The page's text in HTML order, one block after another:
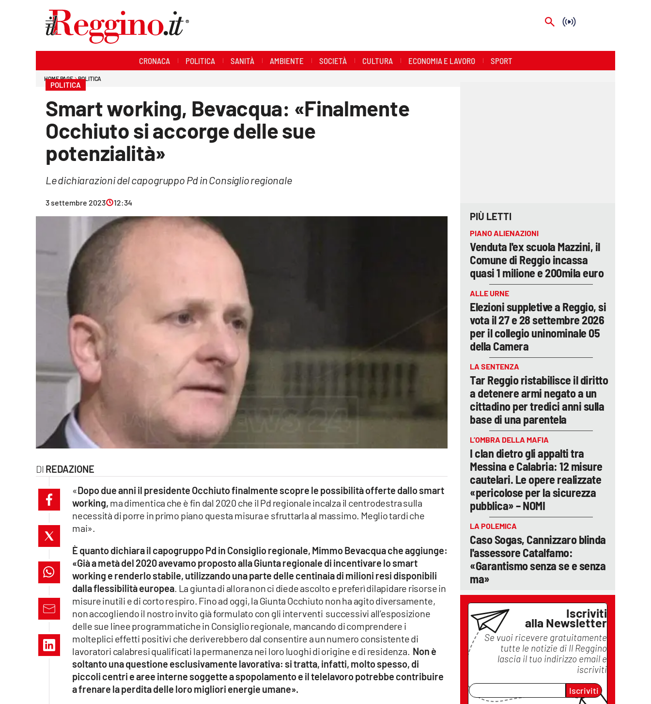
Economia e lavoro
catanzarochannel.it
lacapitalenews.it
CRONACA POLITICA SANITÀ AMBIENTE SOCIETÀ CULTURA ECONOMIA E LAVORO SPORT
HOME PAGE POLITICA
POLITICA
Smart working, Bevacqua: «Finalmente
Occhiuto si accorge delle sue
potenzialità»
Le dichiarazioni del capogruppo Pd in Consiglio regionale
3 settembre 2023 12:34
REDAZIONE
«Dopo due anni il presidente Occhiuto finalmente scopre le possibilità offerte dallo smart
working, ma dimentica che è fin dal 2020 che il Pd regionale incalza il centrodestra sulla
necessità di porre in primo piano questa misura e sfruttarla al massimo. Meglio tardi che
mai».
È quanto dichiara il capogruppo Pd in Consiglio regionale, Mimmo Bevacqua che aggiunge:
«Già a metà del 2020 avevamo proposto alla Giunta regionale di incentivare lo smart
working e renderlo stabile, utilizzando una parte delle centinaia di milioni resi disponibili
dalla flessibilità europea . La giunta di allora non ci diede ascolto e preferì dilapidare risorse in
misure inutili e di corto respiro. Fino ad oggi, la Giunta Occhiuto non ha agito diversamente,
non accogliendo il nostro invito già formulato con gli interventi successivi all’esposizione
delle sue linee programmatiche in Consiglio regionale, mancando di comprendere i
molteplici effetti positivi che deriverebbero dal consentire a un numero consistente di
lavoratori calabresi qualificati la permanenza nei loro luoghi di origine e di residenza. Non è
soltanto una questione esclusivamente lavorativa: si tratta, infatti, molto spesso, di
piccoli centri e aree interne soggette a spopolamento e il telelavoro potrebbe contribuire
a frenare la perdita delle loro migliori energie umane».
PIÙ LETTI
PIANO ALIENAZIONI
Venduta l'ex scuola Mazzini, il
Comune di Reggio incassa
quasi 1 milione e 200mila euro
ALLE URNE
Elezioni suppletive a Reggio, si
vota il 27 e 28 settembre 2026
per il collegio uninominale 05
della Camera
LA SENTENZA
Tar Reggio ristabilisce il diritto
a detenere armi negato a un
cittadino per tredici anni sulla
base di una parentela
L’OMBRA DELLA MAFIA
I clan dietro gli appalti tra
Messina e Calabria: 12 misure
cautelari. Le opere realizzate
«pericolose per la sicurezza
pubblica» – NOMI
LA POLEMICA
Caso Sogas, Cannizzaro blinda
l'assessore Catalfamo:
«Garantismo senza se e senza
ma»
Iscriviti
alla Newsletter
Se vuoi ricevere gratuitamente
tutte le notizie di Il Reggino
lascia il tuo indirizzo email e
iscriviti
Iscriviti